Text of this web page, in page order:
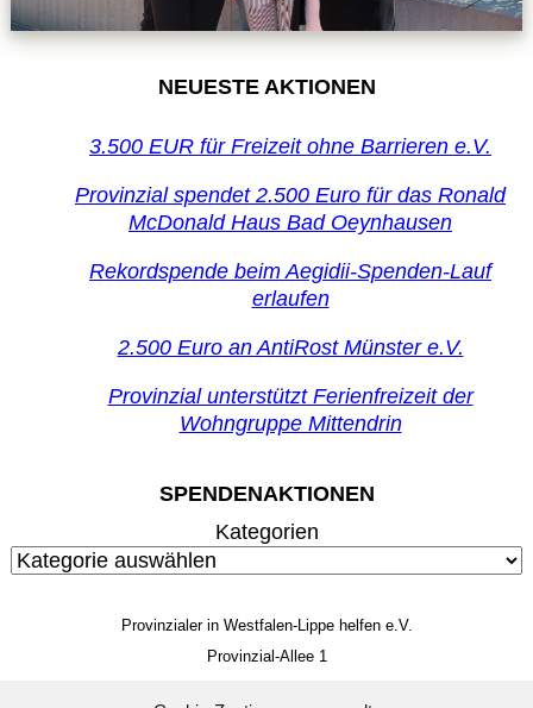
NEUESTE AKTIONEN
3.500 EUR für Freizeit ohne Barrieren e.V.
Provinzial spendet 2.500 Euro für das Ronald
McDonald Haus Bad Oeynhausen
Rekordspende beim Aegidii-Spenden-Lauf
erlaufen
2.500 Euro an AntiRost Münster e.V.
Provinzial unterstützt Ferienfreizeit der
Wohngruppe Mittendrin
SPENDENAKTIONEN
Kategorien
Provinzialer in Westfalen-Lippe helfen e.V.
Provinzial-Allee 1